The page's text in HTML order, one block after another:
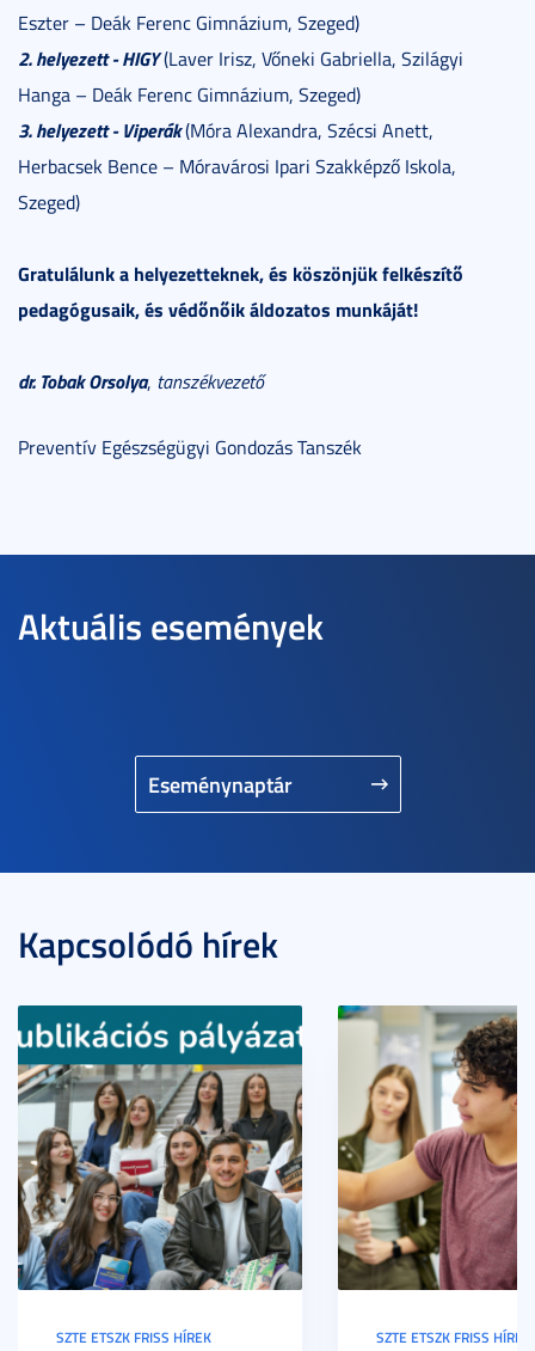
Eszter – Deák Ferenc Gimnázium, Szeged)
2. helyezett - HIGY(Laver Irisz, Vőneki Gabriella, Szilágyi
Hanga – Deák Ferenc Gimnázium, Szeged)
3. helyezett - Viperák(Móra Alexandra, Szécsi Anett,
Herbacsek Bence – Móravárosi Ipari Szakképző Iskola,
Szeged)
Gratulálunk a helyezetteknek, és köszönjük felkészítő
pedagógusaik, és védőnőik áldozatos munkáját!
dr. Tobak Orsolya, tanszékvezető
Preventív Egészségügyi Gondozás Tanszék
Aktuális események
Eseménynaptár
Kapcsolódó hírek
SZTE ETSZK FRISS HÍREK SZTE ETSZK FRISS HÍREK